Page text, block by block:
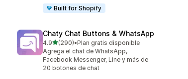
Built for Shopify
Chaty Chat Buttons & WhatsApp
4.9de 5 estrellas
(290)
290 reseñas en total
•Plan gratis disponible
Agrega el chat de WhatsApp,
Facebook Messenger, Line y más de
20 botones de chat